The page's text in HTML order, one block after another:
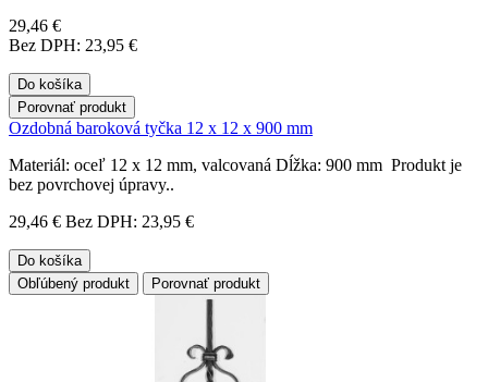
29,46 €
Bez DPH: 23,95 €
Do košíka
Porovnať produkt
Ozdobná baroková tyčka 12 x 12 x 900 mm
Materiál: oceľ 12 x 12 mm, valcovaná Dĺžka: 900 mm Produkt je
bez povrchovej úpravy..
29,46 € Bez DPH: 23,95 €
Do košíka
Obľúbený produkt
Porovnať produkt